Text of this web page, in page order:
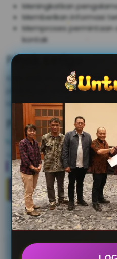
Meningkatkan
Memberikan informasi
Memproses
kontak
Pihak Ketiga
Kami tidak menjual atau
pihak ketiga tanpa izin, kecuali
keamanan.
Perubahan
Kebijakan ini dapat diperbarui
sarankan pengunjung
Syarat dan